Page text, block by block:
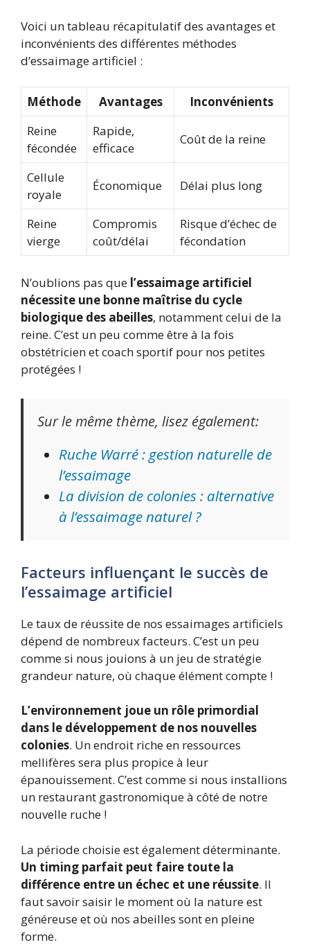
Voici un tableau récapitulatif des avantages et
inconvénients des différentes méthodes
d’essaimage artificiel :
Méthode Avantages
Inconvénients
Reine
fécondée
Rapide,
efficace
Coût de la reine
Cellule
royale
Économique Délai plus long
Reine
vierge
Compromis
coût/délai
Risque d’échec de
fécondation
N’oublions pas que l’essaimage artificiel
nécessite une bonne maîtrise du cycle
biologique des abeilles, notamment celui de la
reine. C’est un peu comme être à la fois
obstétricien et coach sportif pour nos petites
protégées !
Sur le même thème, lisez également:
Ruche Warré : gestion naturelle de
l’essaimage
La division de colonies : alternative
à l’essaimage naturel ?
Facteurs influençant le succès de
l’essaimage artificiel
Le taux de réussite de nos essaimages artificiels
dépend de nombreux facteurs. C’est un peu
comme si nous jouions à un jeu de stratégie
grandeur nature, où chaque élément compte !
L’environnement joue un rôle primordial
dans le développement de nos nouvelles
colonies. Un endroit riche en ressources
mellifères sera plus propice à leur
épanouissement. C’est comme si nous installions
un restaurant gastronomique à côté de notre
nouvelle ruche !
La période choisie est également déterminante.
Un timing parfait peut faire toute la
différence entre un échec et une réussite. Il
faut savoir saisir le moment où la nature est
généreuse et où nos abeilles sont en pleine
forme.